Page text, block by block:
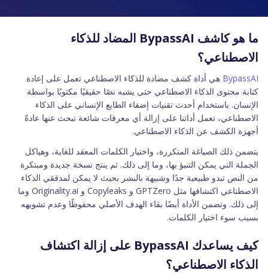
ما هو كاشف BypassAI المضاد للذكاء
الاصطناعي؟
BypassAI هي أداة كشف مضادة للذكاء الاصطناعي تعمل على إعادة
كتابة محتوى الذكاء الاصطناعي حتى يشبه نصًا حقيقيًا مكتوبًا بواسطة
الإنسان. باستخدام أحدث تقنيات إضفاء الطابع الإنساني على الذكاء
الاصطناعي، تعمل أداتنا على إزالة أي معرفات شائعة تبحث عنها عادةً
أجهزة الكشف عن الذكاء الاصطناعي.
يتضمن ذلك الصياغة المتكررة، واختيار الكلمات المعقد للغاية، وهياكل
الجملة التي يمكن التنبؤ بها، وما إلى ذلك. ثم ينتج نسخة جديدة ومبتكرة
من النص تبدو طبيعية جدًا وشبيهة بالبشر بحيث لا يمكن لمدققي الذكاء
الاصطناعي اكتشافها مثل GPTZero و Copyleaks و Originality.ai وما
إلى ذلك. وتضمن الأداة أيضًا بقاء الهدف الأصلي محفوظًا وعدم تشويهه
بسبب سوء اختيار الكلمات.
كيف يساعدك BypassAI على إزالة اكتشاف
الذكاء الاصطناعي؟